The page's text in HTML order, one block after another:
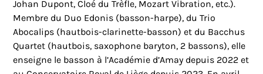
Johan Dupont, Cloé du Trèfle, Mozart Vibration, etc.).
Membre du Duo Edonis (basson-harpe), du Trio
Abocalips (hautbois-clarinette-basson) et du Bacchus
Quartet (hautbois, saxophone baryton, 2 bassons), elle
enseigne le basson à l’Académie d’Amay depuis 2022 et